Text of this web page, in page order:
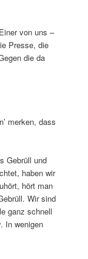
von uns –
Presse, die
die da
merken, dass
Gebrüll und
haben wir
hört man
Wir sind
ganz schnell
In wenigen